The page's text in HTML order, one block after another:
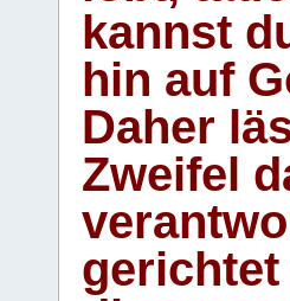
kannst
hin auf
Daher
Zweifel
gerichtet